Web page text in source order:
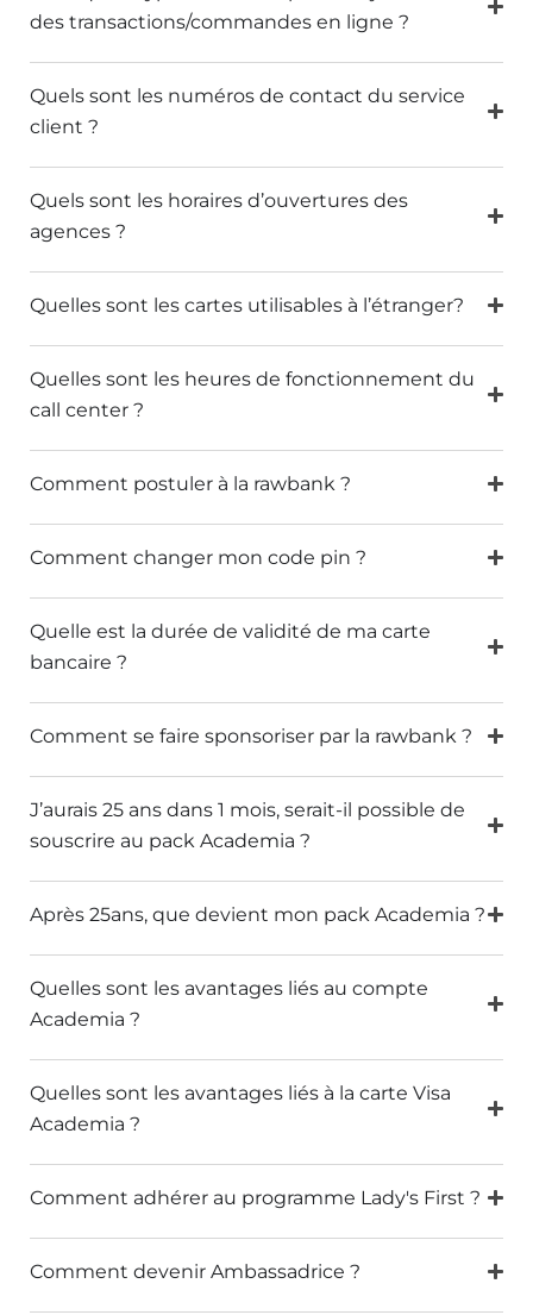
des transactions/commandes en ligne ?
Quels sont les numéros de contact du service
client ?
Quels sont les horaires d’ouvertures des
agences ?
Quelles sont les cartes utilisables à l’étranger?
Quelles sont les heures de fonctionnement du
call center ?
Comment postuler à la rawbank ?
Comment changer mon code pin ?
Quelle est la durée de validité de ma carte
bancaire ?
Comment se faire sponsoriser par la rawbank ?
J’aurais 25 ans dans 1 mois, serait-il possible de
souscrire au pack Academia ?
Après 25ans, que devient mon pack Academia ?
Quelles sont les avantages liés au compte
Academia ?
Quelles sont les avantages liés à la carte Visa
Academia ?
Comment adhérer au programme Lady's First ?
Comment devenir Ambassadrice ?